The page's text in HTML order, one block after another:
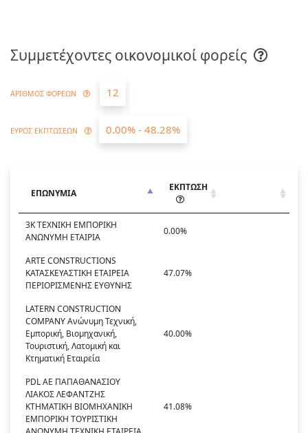
Συμμετέχοντες οικονομικοί φορείς
ΑΡΙΘΜΟΣ ΦΟΡΕΩΝ 12
ΕΥΡΟΣ ΕΚΠΤΩΣΕΩΝ 0.00% - 48.28%
ΕΠΩΝΥΜΙΑ
ΕΚΠΤΩΣΗ
3Κ ΤΕΧΝΙΚΗ ΕΜΠΟΡΙΚΗ
ΑΝΩΝΥΜΗ ΕΤΑΙΡΙΑ
0.00%
ARTE CONSTRUCTIONS
ΚΑΤΑΣΚΕΥΑΣΤΙΚΗ ΕΤΑΙΡΕΙΑ
ΠΕΡΙΟΡΙΣΜΕΝΗΣ ΕΥΘΥΝΗΣ
47.07%
LATERN CONSTRUCTION
COMPANY Ανώνυμη Τεχνική,
Εμπορική, Βιομηχανική,
Τουριστική, Λατομική και
Κτηματική Εταιρεία
40.00%
PDL ΑΕ ΠΑΠΑΘΑΝΑΣΙΟΥ
ΛΙΑΚΟΣ ΛΕΦΑΝΤΖΗΣ
ΚΤΗΜΑΤΙΚΗ ΒΙΟΜΗΧΑΝΙΚΗ
ΕΜΠΟΡΙΚΗ ΤΟΥΡΙΣΤΙΚΗ
41.08%